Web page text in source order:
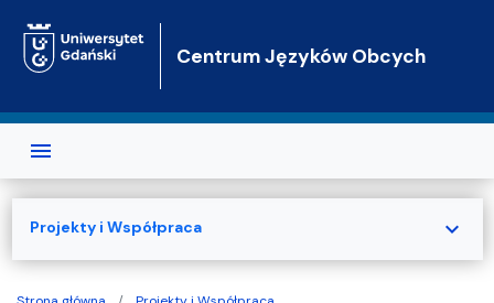
Centrum Języków Obcych
Projekty i Współpraca expand_more